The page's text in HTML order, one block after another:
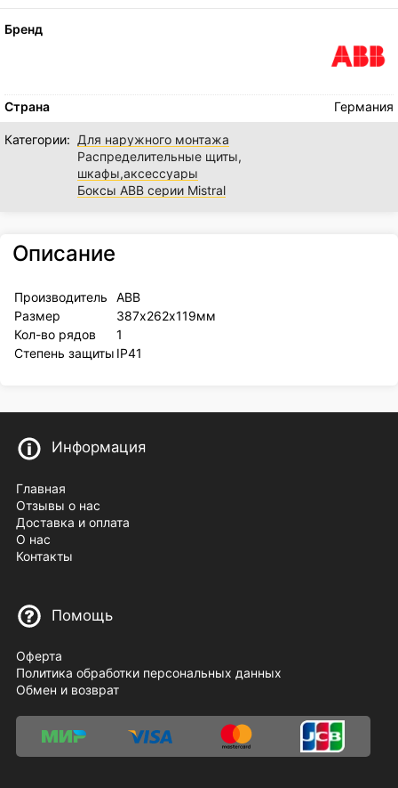
Бренд
Страна Германия
Категории: Для наружного монтажа
Распределительные щиты,
шкафы,аксессуары
Боксы ABB серии Mistral
Описание
Производитель
ABB
Размер
387х262х119мм
Кол-во рядов
1
Степень защиты IP41
Информация
Главная
Отзывы о нас
Доставка и оплата
О нас
Контакты
Помощь
Оферта
Политика обработки персональных данных
Обмен и возврат